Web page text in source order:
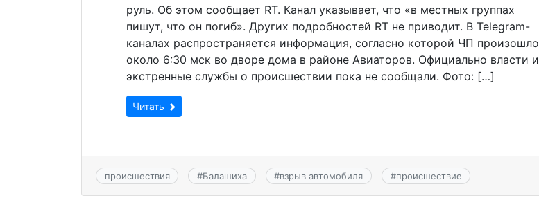
руль. Об этом сообщает RT. Канал указывает, что «в местных группах
пишут, что он погиб». Других подробностей RT не приводит. В Telegram-
каналах распространяется информация, согласно которой ЧП произошло
около 6:30 мск во дворе дома в районе Авиаторов. Официально власти и
экстренные службы о происшествии пока не сообщали. Фото: […]
Читать
происшествия #Балашиха #взрыв автомобиля #происшествие